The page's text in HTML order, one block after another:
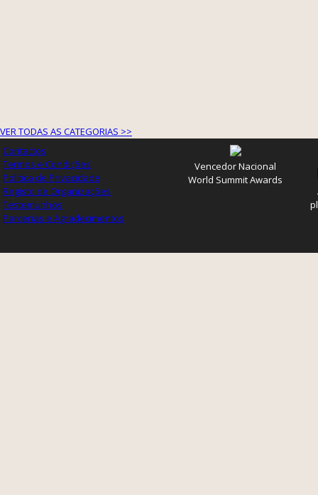
VER TODAS AS CATEGORIAS >>
Contactos
Termos e Condições
Política de Privacidade
Registo de Organizações
Testemunhos
Parcerias e Agradecimentos
Vencedor Nacional
World Summit Awards